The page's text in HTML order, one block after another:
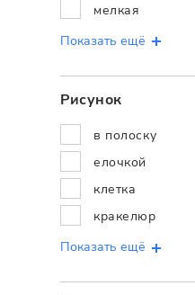
мелкая
Показать ещё
Рисунок
в полоску
елочкой
клетка
кракелюр
Показать ещё